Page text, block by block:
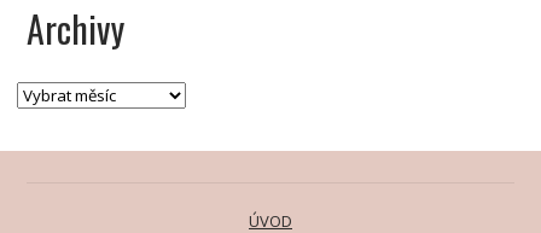
Archivy
ÚVOD